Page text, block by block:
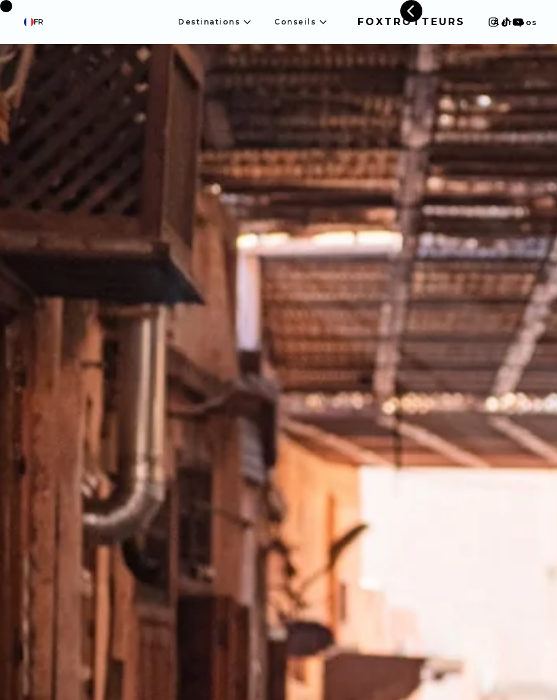
FR Destinations Conseils FOXTROTTEURS À Propos